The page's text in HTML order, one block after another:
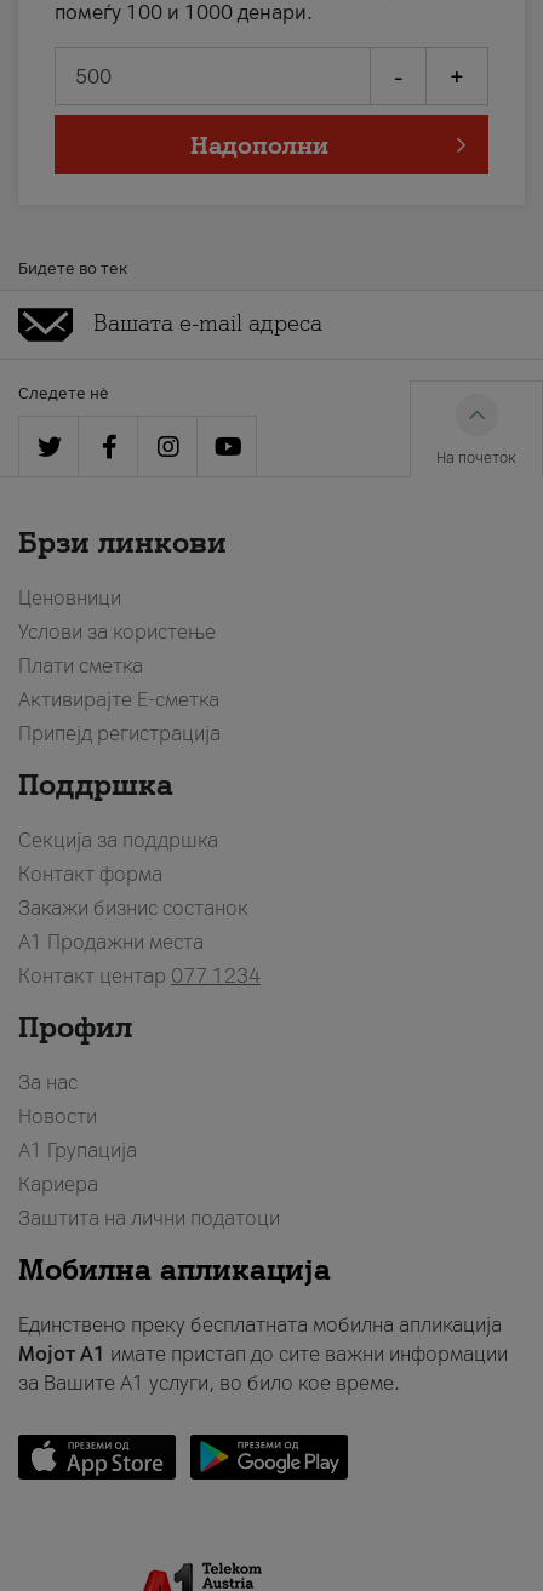
помеѓу 100 и 1000 денари.
- +
Надополни
Бидете во тек
Следете нè
На почеток
Брзи линкови
Ценовници
Услови за користење
Плати сметка
Активирајте Е-сметка
Припејд регистрација
Поддршка
Секција за поддршка
Контакт форма
Закажи бизнис состанок
A1 Продажни места
Контакт центар 077 1234
Профил
За нас
Новости
А1 Групација
Кариера
Заштита на лични податоци
Мобилна апликација
Единствено преку бесплатната мобилна апликација
Мојот A1 имате пристап до сите важни информации
за Вашите A1 услуги, во било кое време.